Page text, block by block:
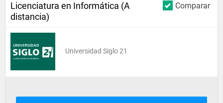
Comparar
Licenciatura en Informática (A
distancia)
Universidad Siglo 21